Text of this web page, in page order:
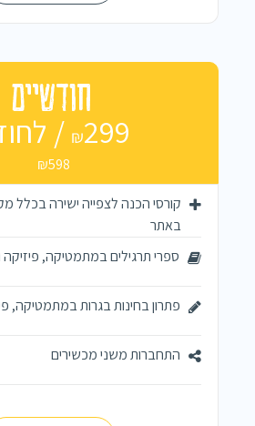
חודשיים
₪299 / לחודש
₪598
קורסי הכנה לצפייה ישירה בכלל
באתר
ספרי תרגילים במתמטיקה, פיזיקה
פתרון בחינות בגרות במתמטיקה,
התחברות משני מכשירים